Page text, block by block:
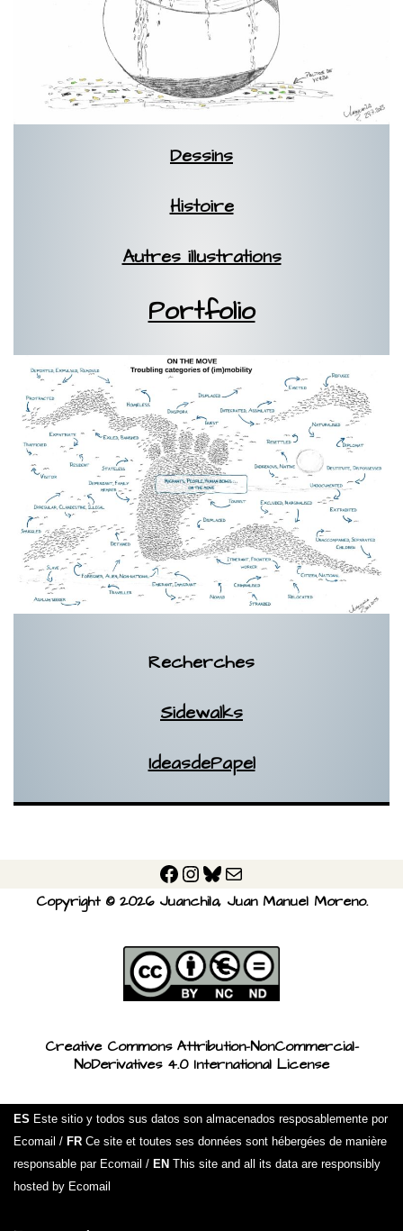
Dessins
Histoire
Autres illustrations
Portfolio
Recherches
Sidewalks
IdeasdePapel
Copyright © 2026 Juanchila, Juan Manuel Moreno.
Creative Commons Attribution-NonCommercial-
NoDerivatives 4.0 International License
ES Este sitio y todos sus datos son almacenados resposablemente por
Ecomail / FR Ce site et toutes ses données sont hébergées de manière
responsable par Ecomail / EN This site and all its data are responsibly
hosted by Ecomail